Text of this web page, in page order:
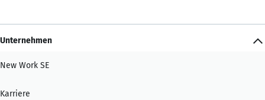
Unternehmen
New Work SE
Karriere